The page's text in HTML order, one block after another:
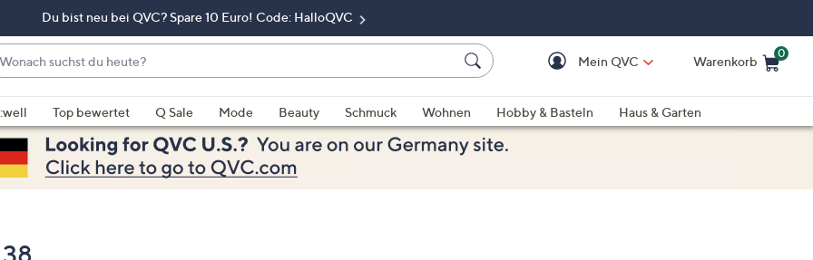
Du bist neu bei QVC? Spare 10 Euro! Code: HalloQVC
Mein QVC Warenkorb
0
Top bewertet Q Sale Mode Beauty Schmuck Wohnen Hobby & Basteln
Haus & Garten